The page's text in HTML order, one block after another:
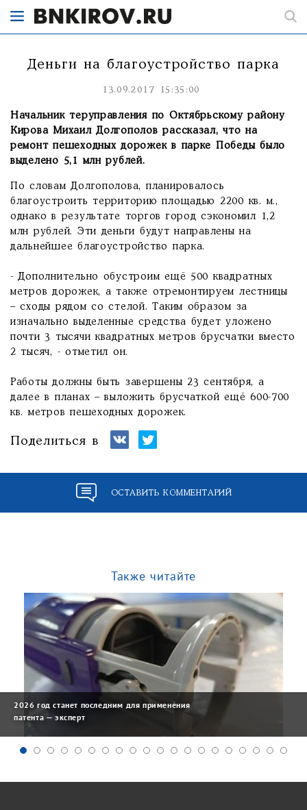
Деньги на благоустройство парка
13.09.2017 15:35:00
Начальник теруправления по Октябрьскому району
Кирова Михаил Долгополов рассказал, что на
ремонт пешеходных дорожек в парке Победы было
выделено 5,1 млн рублей.
По словам Долгополова, планировалось
благоустроить территорию площадью 2200 кв. м.,
однако в результате торгов город сэкономил 1,2
млн рублей. Эти деньги будут направлены на
дальнейшее благоустройство парка.
- Дополнительно обустроим ещё 500 квадратных
метров дорожек, а также отремонтируем лестницы
– сходы рядом со стелой. Таким образом за
изначально выделенные средства будет уложено
почти 3 тысячи квадратных метров брусчатки вместо
2 тысяч, - отметил он.
Работы должны быть завершены 23 сентября, а
далее в планах – выложить брусчаткой ещё 600-700
кв. метров пешеходных дорожек.
Поделиться в
ОСТАВИТЬ КОММЕНТАРИЙ
Также читайте
2026 год станет последним для применения
патента — эксперт